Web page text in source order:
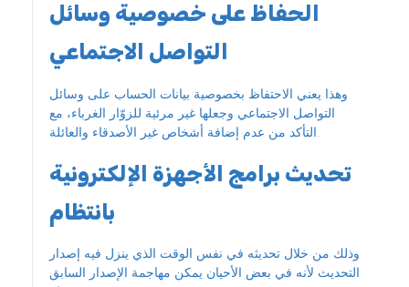
الحفاظ على خصوصية وسائل
التواصل الاجتماعي
وهذا يعني الاحتفاظ بخصوصية بيانات الحساب على وسائل
التواصل الاجتماعي وجعلها غير مرئية للزوّار الغرباء، مع
تحديث برامج الأجهزة الإلكترونية
بانتظام
وذلك من خلال تحديثه في نفس الوقت الذي ينزل فيه إصدار
التحديث لأنه في بعض الأحيان يمكن مهاجمة الإصدار السابق